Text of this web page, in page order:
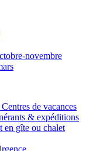
novembre
de vacances
& expéditions
en gîte ou chalet